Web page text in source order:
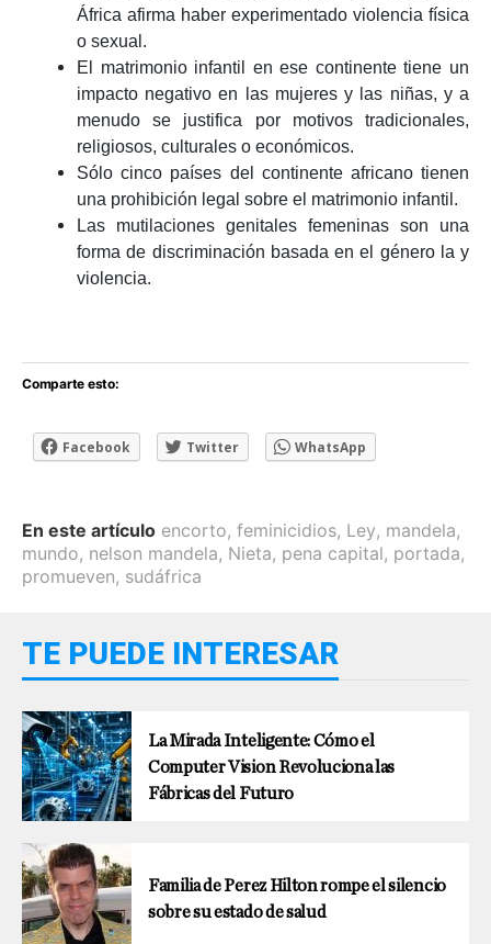
África afirma haber experimentado violencia física
o sexual.
El matrimonio infantil en ese continente tiene un
impacto negativo en las mujeres y las niñas, y a
menudo se justifica por motivos tradicionales,
religiosos, culturales o económicos.
Sólo cinco países del continente africano tienen
una prohibición legal sobre el matrimonio infantil.
Las mutilaciones genitales femeninas son una
forma de discriminación basada en el género la y
violencia.
Comparte esto:
Facebook Twitter WhatsApp
En este artículo encorto, feminicidios, Ley, mandela,
mundo, nelson mandela, Nieta, pena capital, portada,
promueven, sudáfrica
TE PUEDE INTERESAR
La Mirada Inteligente: Cómo el
Computer Vision Revoluciona las
Fábricas del Futuro
Familia de Perez Hilton rompe el silencio
sobre su estado de salud